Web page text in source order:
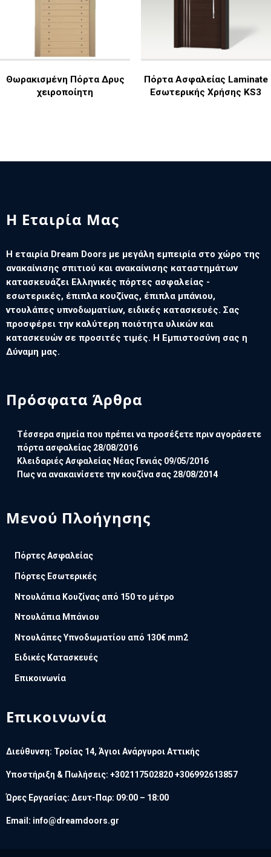
Θωρακισμένη Πόρτα Δρυς
χειροποίητη
Πόρτα Ασφαλείας Laminate
Εσωτερικής Χρήσης KS3
Η Εταιρία Μας
Η εταιρία Dream Doors με μεγάλη εμπειρία στο χώρο της
ανακαίνισης σπιτιού και ανακαίνισης καταστημάτων
κατασκευάζει Ελληνικές πόρτες ασφαλείας -
εσωτερικές, έπιπλα κουζίνας, έπιπλα μπάνιου,
ντουλάπες υπνοδωματίων, ειδικές κατασκευές. Σας
προσφέρει την καλύτερη ποιότητα υλικών και
κατασκευών σε προσιτές τιμές. Η Εμπιστοσύνη σας η
Δύναμη μας.
Πρόσφατα Άρθρα
Τέσσερα σημεία που πρέπει να προσέξετε πριν αγοράσετε
πόρτα ασφαλείας 28/08/2016
Κλειδαριές Ασφαλείας Νέας Γενιάς 09/05/2016
Πως να ανακαινίσετε την κουζίνα σας 28/08/2014
Μενού Πλοήγησης
Πόρτες Ασφαλείας
Πόρτες Εσωτερικές
Ντουλάπια Κουζίνας από 150 το μέτρο
Ντουλάπια Μπάνιου
Ντουλάπες Υπνοδωματίου από 130€ mm2
Ειδικές Κατασκευές
Επικοινωνία
Επικοινωνία
Διεύθυνση: Τροίας 14, Άγιοι Ανάργυροι Αττικής
Υποστήριξη & Πωλήσεις: +302117502820 +306992613857
Ώρες Εργασίας: Δευτ-Παρ: 09:00 – 18:00
Email: info@dreamdoors.gr